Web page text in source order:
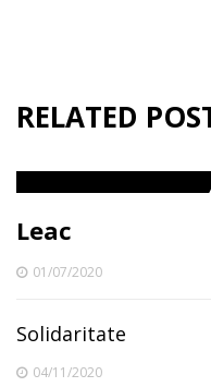
RELATED
Leac
01/07/2020
Solidaritate
04/11/2020